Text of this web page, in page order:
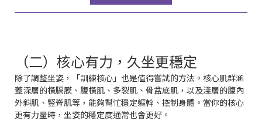
（二）核心有力，久坐更穩定
除了調整坐姿，「訓練核心」也是值得嘗試的方法。核心肌群涵
蓋深層的橫膈膜、腹橫肌、多裂肌、骨盆底肌，以及淺層的腹內
外斜肌、豎脊肌等，能夠幫忙穩定軀幹、控制身體。當你的核心
更有力量時，坐姿的穩定度通常也會更好。